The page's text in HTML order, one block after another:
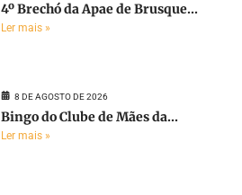
4º Brechó da Apae de Brusque...
Ler mais »
8 DE AGOSTO DE 2026
Bingo do Clube de Mães da...
Ler mais »